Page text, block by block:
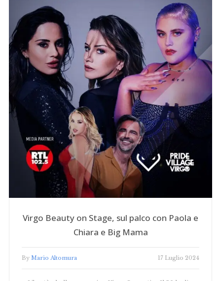
Virgo Beauty on Stage, sul palco con Paola e
Chiara e Big Mama
By Mario Altomura 17 Luglio 2024